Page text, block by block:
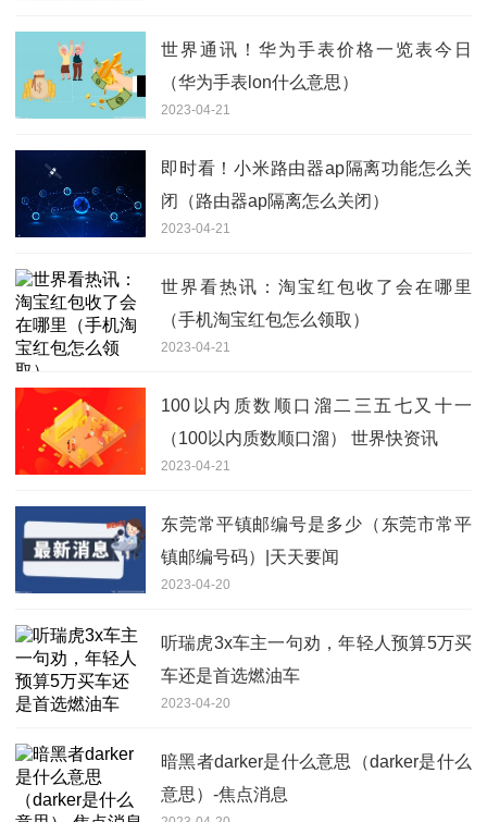
世界通讯！华为手表价格一览表今日
（华为手表lon什么意思）
2023-04-21
即时看！小米路由器ap隔离功能怎么关
闭（路由器ap隔离怎么关闭）
2023-04-21
世界看热讯：淘宝红包收了会在哪里
（手机淘宝红包怎么领取）
2023-04-21
100以内质数顺口溜二三五七又十一
（100以内质数顺口溜） 世界快资讯
2023-04-21
东莞常平镇邮编号是多少（东莞市常平
镇邮编号码）|天天要闻
2023-04-20
听瑞虎3x车主一句劝，年轻人预算5万买
车还是首选燃油车
2023-04-20
暗黑者darker是什么意思（darker是什么
意思）-焦点消息